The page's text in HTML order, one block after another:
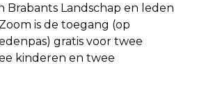
Brabants Landschap en leden
is de toegang (op
gratis voor twee
kinderen en twee